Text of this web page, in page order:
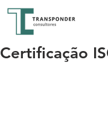
Certificação